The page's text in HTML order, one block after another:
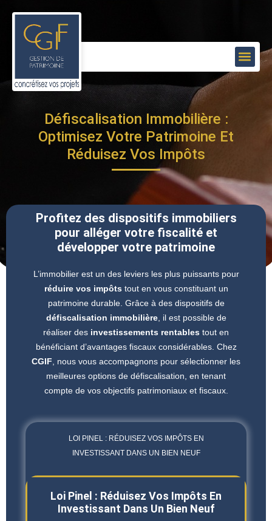
Défiscalisation Immobilière :
Optimisez Votre Patrimoine Et
Réduisez Vos Impôts
Profitez des dispositifs immobiliers
pour alléger votre fiscalité et
développer votre patrimoine
L’immobilier est un des leviers les plus puissants pour
réduire vos impôts tout en vous constituant un
patrimoine durable. Grâce à des dispositifs de
défiscalisation immobilière, il est possible de
réaliser des investissements rentables tout en
bénéficiant d’avantages fiscaux considérables. Chez
CGIF , nous vous accompagnons pour sélectionner les
meilleures options de défiscalisation, en tenant
compte de vos objectifs patrimoniaux et fiscaux.
LOI PINEL : RÉDUISEZ VOS IMPÔTS EN
INVESTISSANT DANS UN BIEN NEUF
Loi Pinel : Réduisez Vos Impôts En
Investissant Dans Un Bien Neuf